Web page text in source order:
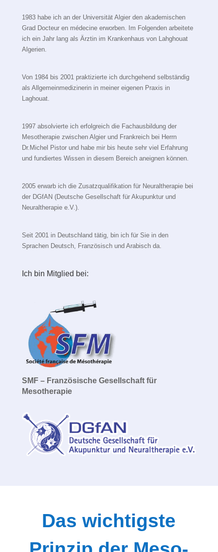
1983 habe ich an der Universität Algier den akademischen
Grad Docteur en médecine erworben. Im Folgenden arbeitete
ich ein Jahr lang als Ärztin im Krankenhaus von Lahghouat
Algerien.
Von 1984 bis 2001 praktizierte ich durchgehend selbständig
als Allgemeinmedizinerin in meiner eigenen Praxis in
Laghouat.
1997 absolvierte ich erfolgreich die Fachausbildung der
Mesotherapie zwischen Algier und Frankreich bei Herrn
Dr.Michel Pistor und habe mir bis heute sehr viel Erfahrung
und fundiertes Wissen in diesem Bereich aneignen können.
2005 erwarb ich die Zusatzqualifikation für Neuraltherapie bei
der DGfAN (Deutsche Gesellschaft für Akupunktur und
Neuraltherapie e.V.).
Seit 2001 in Deutschland tätig, bin ich für Sie in den
Sprachen Deutsch, Französisch und Arabisch da.
Ich bin Mitglied bei:
SMF – Französische Gesellschaft für
Mesotherapie
Das wichtigste